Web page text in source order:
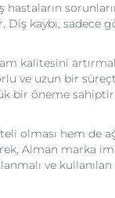
hastaların
kaybı, sadece
kalitesini
ve uzun bir
bir öneme sahiptir.
olması hem de
Alman marka
ve